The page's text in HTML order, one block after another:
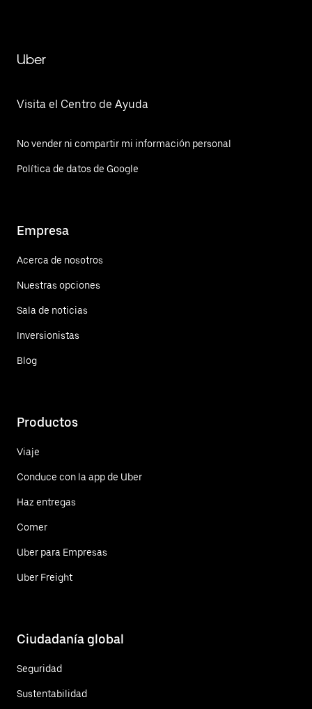
Uber
Visita el Centro de Ayuda
No vender ni compartir mi información personal
Política de datos de Google
Empresa
Acerca de nosotros
Nuestras opciones
Sala de noticias
Inversionistas
Blog
Productos
Viaje
Conduce con la app de Uber
Haz entregas
Comer
Uber para Empresas
Uber Freight
Ciudadanía global
Seguridad
Sustentabilidad